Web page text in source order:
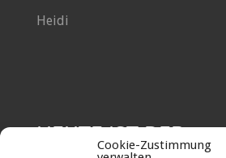
Cookie-Zustimmung
Heidi
HEUTE IST DER